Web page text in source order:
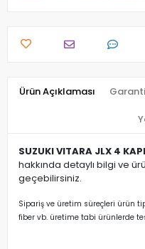
Ürün Açıklaması
SUZUKI VITARA JLX 4
hakkında detaylı bilgi ve
geçebilirsiniz.
Sipariş ve üretim süreçleri ürün
fiber vb. üretime tabi ürünlerde